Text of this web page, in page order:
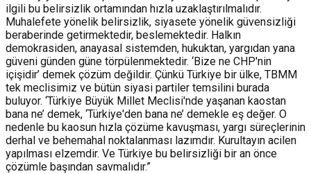
ilgili bu belirsizlik ortamından hızla uzaklaştırılmalıdır.
Muhalefete yönelik belirsizlik, siyasete yönelik güvensizliği
beraberinde getirmektedir, beslemektedir. Halkın
demokrasiden, anayasal sistemden, hukuktan, yargıdan yana
güveni günden güne törpülenmektedir. ‘Bize ne CHP'nin
içişidir’ demek çözüm değildir. Çünkü Türkiye bir ülke, TBMM
tek meclisimiz ve bütün siyasi partiler temsilini burada
buluyor. ‘Türkiye Büyük Millet Meclisi'nde yaşanan kaostan
bana ne’ demek, ‘Türkiye'den bana ne’ demekle eş değer. O
nedenle bu kaosun hızla çözüme kavuşması, yargı süreçlerinin
derhal ve behemahal noktalanması lazımdır. Kurultayın acilen
yapılması elzemdir. Ve Türkiye bu belirsizliği bir an önce
çözümle başından savmalıdır.”